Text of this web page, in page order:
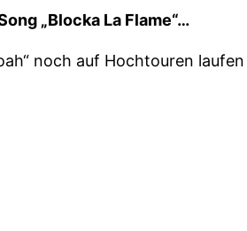
„Blocka La Flame“…
noch auf Hochtouren